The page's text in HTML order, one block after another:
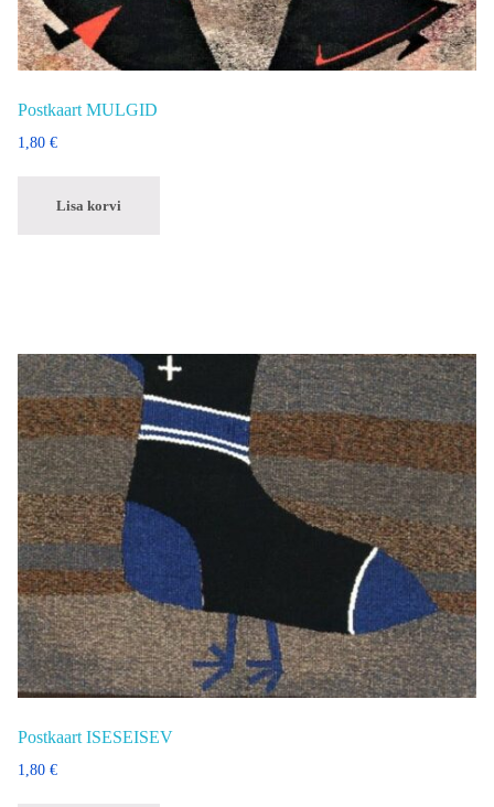
Postkaart MULGID
1,80 €
Lisa korvi
Postkaart ISESEISEV
1,80 €